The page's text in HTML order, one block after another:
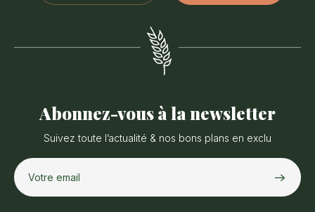
Abonnez-vous à la newsletter
Suivez toute l’actualité & nos bons plans en exclu
Votre email